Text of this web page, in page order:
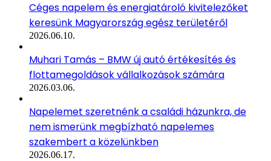
Céges napelem és energiatároló kivitelezőket
keresünk Magyarország egész területéről
2026.06.10.
Muhari Tamás – BMW új autó értékesítés és
flottamegoldások vállalkozások számára
2026.03.06.
Napelemet szeretnénk a családi házunkra, de
nem ismerünk megbízható napelemes
szakembert a közelünkben
2026.06.17.